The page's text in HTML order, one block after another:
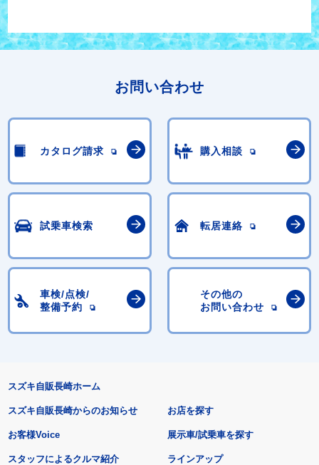
お問い合わせ
カタログ請求 購入相談
試乗車検索 転居連絡
車検/点検/
整備予約
その他の
お問い合わせ
スズキ自販長崎ホーム
スズキ自販長崎からのお知らせ
お客様Voice
スタッフによるクルマ紹介
お店を探す
展示車/試乗車を探す
ラインアップ